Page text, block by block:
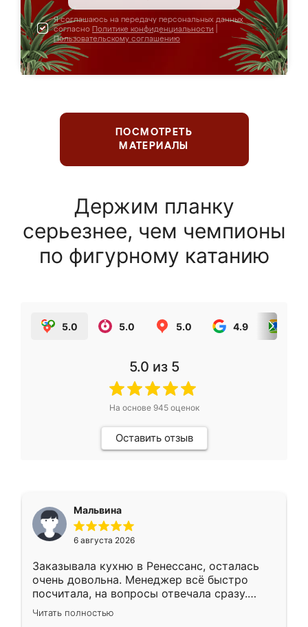
Я соглашаюсь на передачу персональных данных
согласно Политике конфиденциальности
Пользовательскому соглашению
ПОСМОТРЕТЬ
МАТЕРИАЛЫ
Держим планку
серьезнее, чем чемпионы
по фигурному катанию
5.0 5.0 5.0 4.9
5.0 из 5
На основе 945оценок
Оставить отзыв
Мальвина
6 августа 2026
Заказывала кухню в Ренессанс, осталась
очень довольна. Менеджер всё быстро
посчитала, на вопросы отвечала сразу.
Замерщик приехал в субботу, подошёл к
делу со всей ответственностью. Собрали
Читать полностью